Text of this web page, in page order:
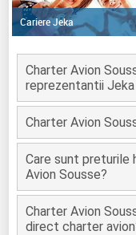
Cariere Jeka
Charter Avion
reprezentantii Jeka
Charter Avion
Care sunt preturile
Avion Sousse?
Charter Avion
direct charter